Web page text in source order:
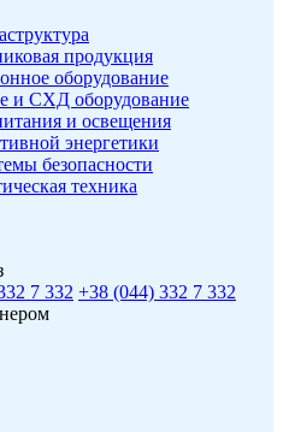
продукция
оборудование
и СХД оборудование
и освещения
энергетики
безопасности
техника
7 332 +38 (044) 332 7 332